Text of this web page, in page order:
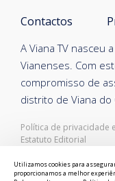
Política de privacidade
Estatuto Editorial
A Viana TV nasceu
Vianenses. Com
compromisso de
distrito de Viana
Contactos
Utilizamos cookies para
proporcionamos a melhor